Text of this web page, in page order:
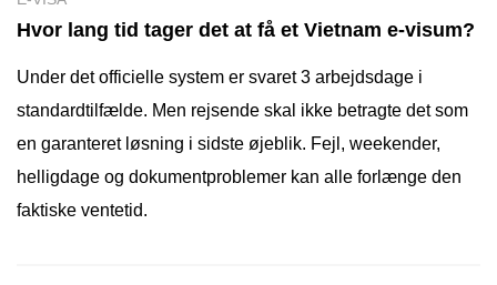
Hvor lang tid tager det at få et Vietnam e-visum?
Under det officielle system er svaret 3 arbejdsdage i
standardtilfælde. Men rejsende skal ikke betragte det som
en garanteret løsning i sidste øjeblik. Fejl, weekender,
helligdage og dokumentproblemer kan alle forlænge den
faktiske ventetid.